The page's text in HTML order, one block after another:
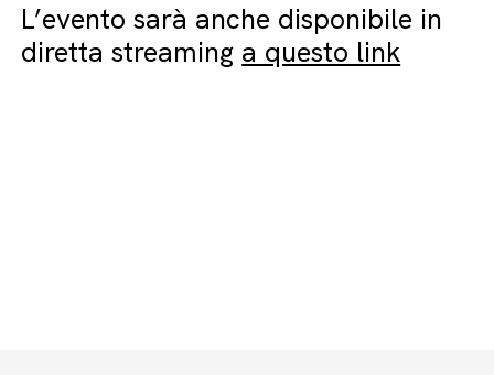
L’evento sarà anche disponibile in
diretta streaming a questo link